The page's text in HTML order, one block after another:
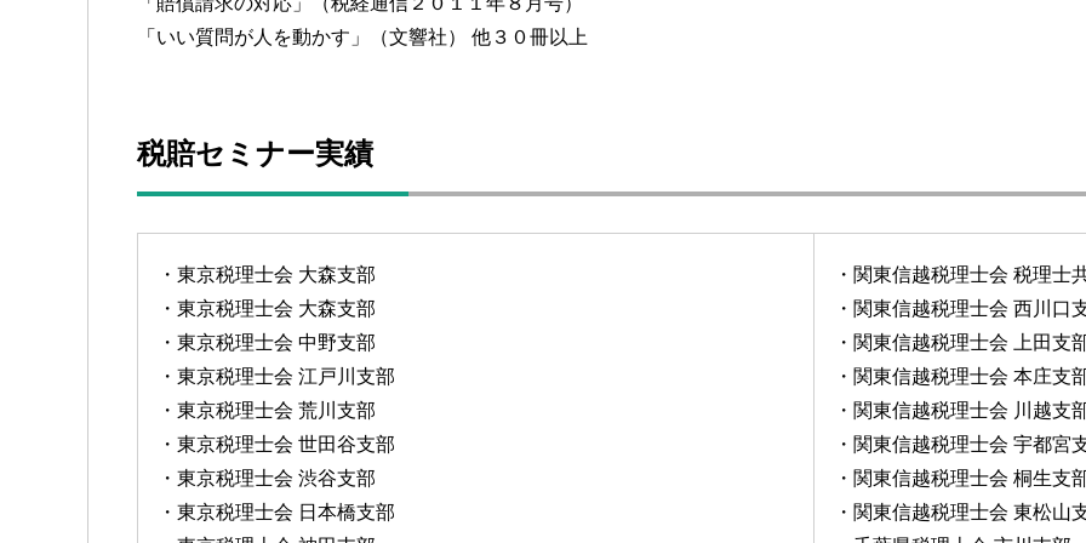
「いい質問が人を動かす」（文響社） 他３０冊以上
税賠セミナー実績
・東京税理士会 大森支部
・東京税理士会 大森支部
・東京税理士会 中野支部
・東京税理士会 江戸川支部
・東京税理士会 荒川支部
・東京税理士会 世田谷支部
・東京税理士会 渋谷支部
・東京税理士会 日本橋支部
・関東信越税理士会 税理士
・関東信越税理士会 西川口
・関東信越税理士会 上田支
・関東信越税理士会 本庄支
・関東信越税理士会 川越支
・関東信越税理士会 宇都宮
・関東信越税理士会 桐生支
・関東信越税理士会 東松山